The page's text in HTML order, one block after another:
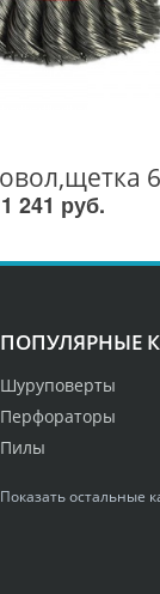
1 241 руб.
ПОПУЛЯРНЫЕ
Шуруповерты
Перфораторы
Пилы
Показать остальные